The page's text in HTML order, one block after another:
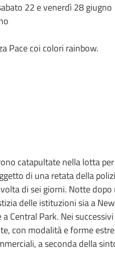
22 e venerdì 28 giugno
Pace coi colori rainbow.
catapultate nella lotta
di una retata della
di sei giorni. Notte
delle istituzioni sia a
Central Park. Nei
con modalità e forme
a seconda della